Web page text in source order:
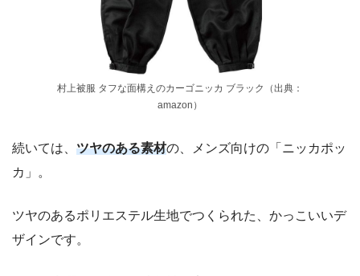
村上被服 タフな面構えのカーゴニッカ ブラック（出典：
amazon）
続いては、 ツヤのある素材の、メンズ向けの「ニッカポッ
カ」。
ツヤのあるポリエステル生地でつくられた、かっこいいデ
ザインです。